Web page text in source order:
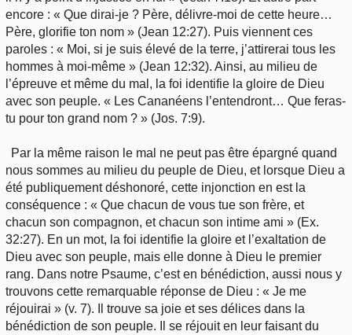
encore : « Que dirai-je ? Père, délivre-moi de cette heure…
Père, glorifie ton nom » (Jean 12:27). Puis viennent ces
paroles : « Moi, si je suis élevé de la terre, j’attirerai tous les
hommes à moi-même » (Jean 12:32). Ainsi, au milieu de
l’épreuve et même du mal, la foi identifie la gloire de Dieu
avec son peuple. « Les Cananéens l’entendront… Que feras-
tu pour ton grand nom ? » (Jos. 7:9).
Par la même raison le mal ne peut pas être épargné quand
nous sommes au milieu du peuple de Dieu, et lorsque Dieu a
été publiquement déshonoré, cette injonction en est la
conséquence : « Que chacun de vous tue son frère, et
chacun son compagnon, et chacun son intime ami » (Ex.
32:27). En un mot, la foi identifie la gloire et l’exaltation de
Dieu avec son peuple, mais elle donne à Dieu le premier
rang. Dans notre Psaume, c’est en bénédiction, aussi nous y
trouvons cette remarquable réponse de Dieu : « Je me
réjouirai » (v. 7). Il trouve sa joie et ses délices dans la
bénédiction de son peuple. Il se réjouit en leur faisant du